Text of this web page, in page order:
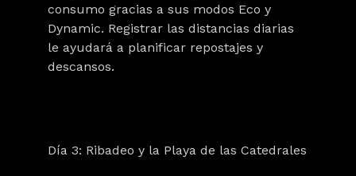
consumo gracias a sus modos Eco y
Dynamic. Registrar las distancias diarias
le ayudará a planificar repostajes y
descansos.
Día 3: Ribadeo y la Playa de las Catedrales